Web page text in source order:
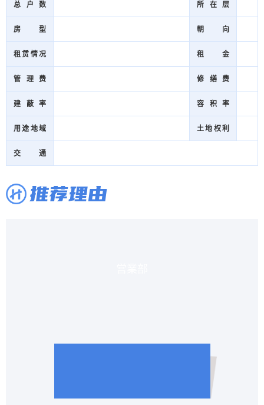
总户数 所在层
房型 朝向
租赁情况 租金
管理费 修缮费
建蔽率 容积率
用途地域 土地权利
交通
推荐理由